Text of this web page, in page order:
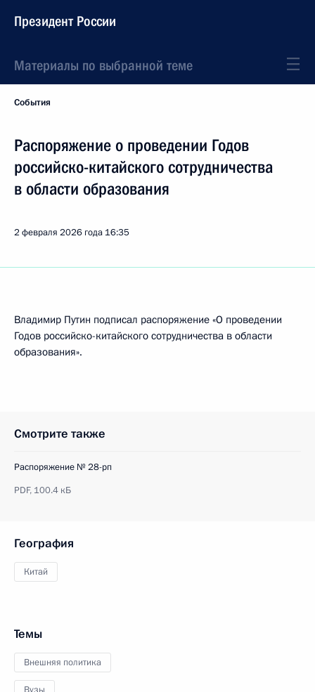
Президент России
Материалы по выбранной теме
События
Распоряжение о проведении Годов
российско-китайского сотрудничества
в области образования
2 февраля 2026 года 16:35
Владимир Путин подписал распоряжение «О проведении
Годов российско-китайского сотрудничества в области
образования».
Смотрите также
Распоряжение № 28-рп
PDF, 100.4 кБ
География
Китай
Темы
Внешняя политика